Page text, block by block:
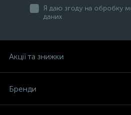
Я даю згоду на обробку
даних
Акції та знижки
Бренди